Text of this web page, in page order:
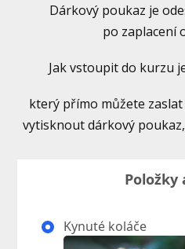
Dárkový poukaz je
po zaplacení
Jak vstoupit do kurzu
který přímo můžete
vytisknout dárkový
Položky
Kynuté koláče